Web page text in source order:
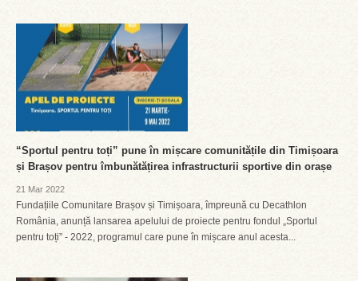
“Sportul pentru toți” pune în mișcare comunitățile din Timișoara
și Brașov pentru îmbunătățirea infrastructurii sportive din orașe
21 Mar 2022
Fundațiile Comunitare Brașov și Timișoara, împreună cu Decathlon
România, anunță lansarea apelului de proiecte pentru fondul „Sportul
pentru toți” - 2022, programul care pune în mișcare anul acesta...